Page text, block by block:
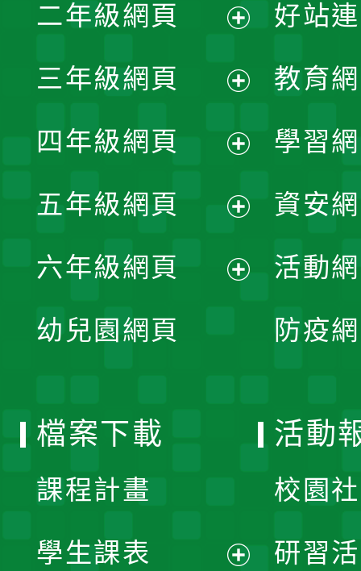
開
選
單
二年級網頁
開
選
單
三年級網頁
開
選
單
四年級網頁
開
選
五年級網頁
開
六年級網頁
幼兒園網頁
好站
教育
學習
資安
活動
防疫
檔案下載
課程計畫
學生課表
活動
校園
研習